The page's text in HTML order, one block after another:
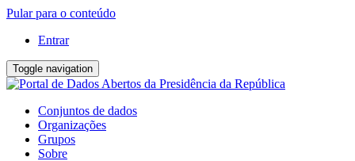
Pular para o conteúdo
Entrar
Toggle navigation
Conjuntos de dados
Organizações
Grupos
Sobre